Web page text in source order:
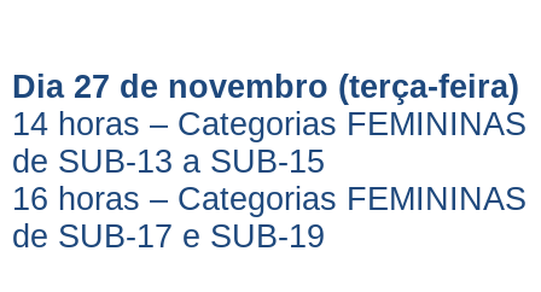
Dia 27 de novembro (terça-feira)
14 horas – Categorias FEMININAS
de SUB-13 a SUB-15
16 horas – Categorias FEMININAS
de SUB-17 e SUB-19